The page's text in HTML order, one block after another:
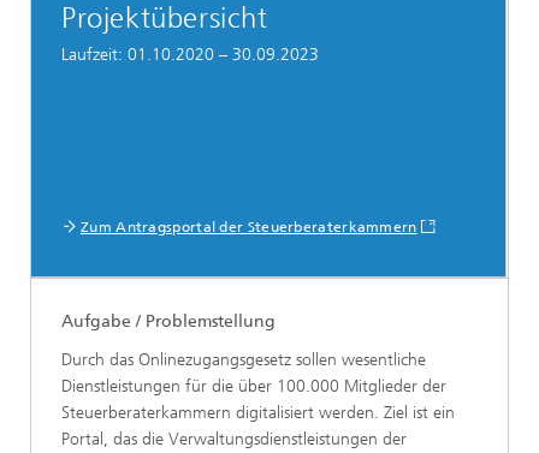
Projektübersicht
Laufzeit: 01.10.2020 – 30.09.2023
Zum Antragsportal der Steuerberaterkammern
Aufgabe / Problemstellung
Durch das Onlinezugangsgesetz sollen wesentliche
Dienstleistungen für die über 100.000 Mitglieder der
Steuerberaterkammern digitalisiert werden. Ziel ist ein
Portal, das die Verwaltungsdienstleistungen der